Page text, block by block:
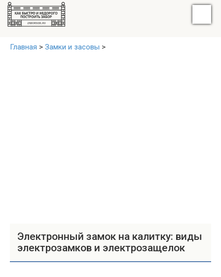
Главная > Замки и засовы >
Электронный замок на калитку: виды
электрозамков и электрозащелок